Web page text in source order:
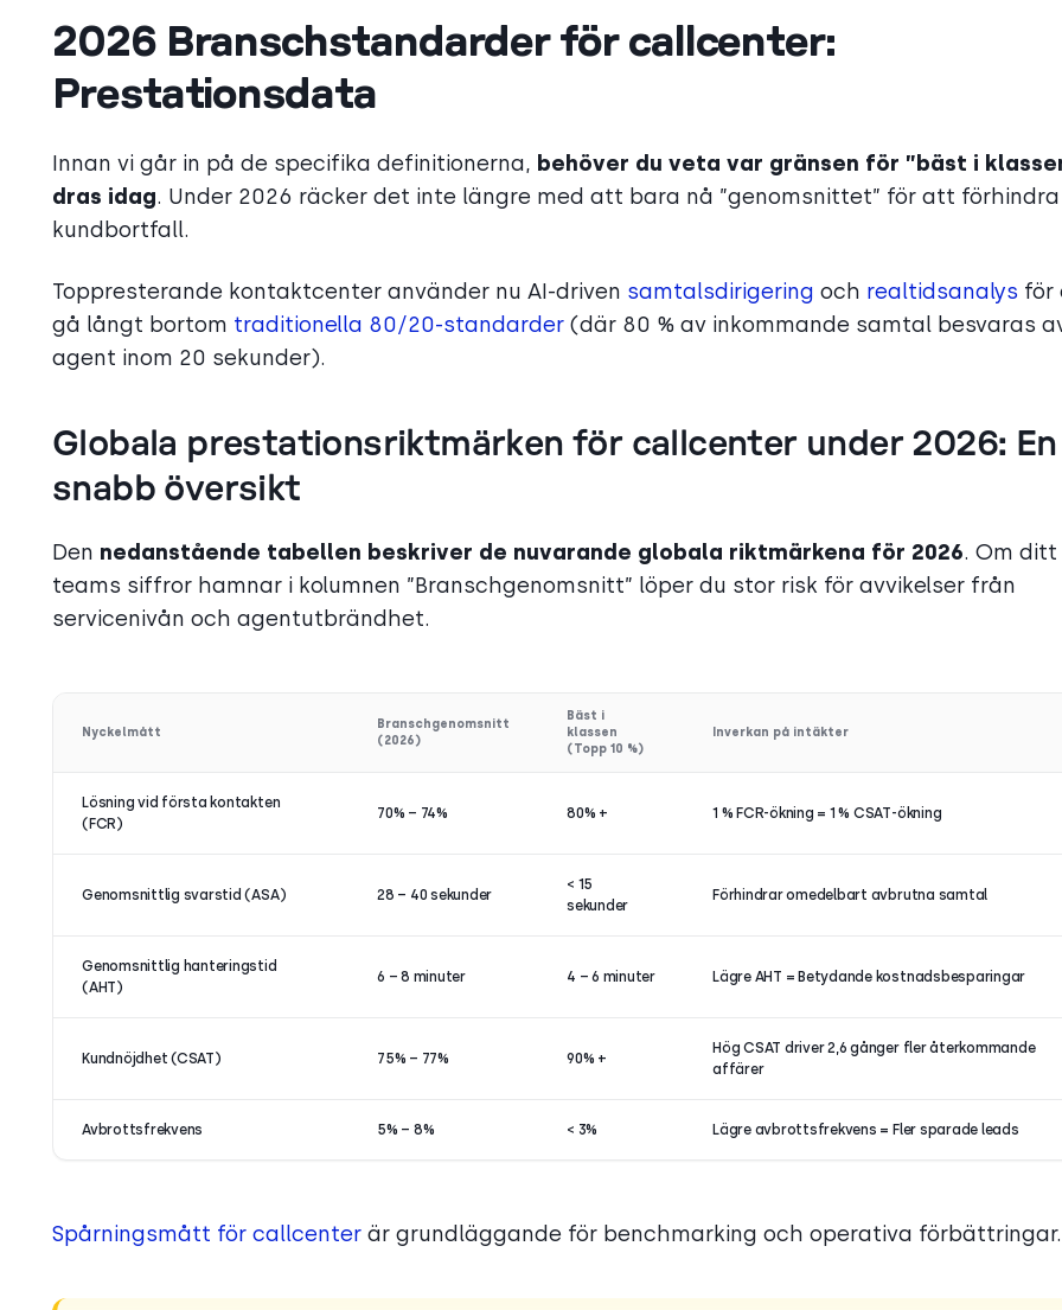
2026 Branschstandarder för callcenter:
Prestationsdata
Innan vi går in på de specifika definitionerna, behöver du veta var gränsen för ”bäst i
dras idag. Under 2026 räcker det inte längre med att bara nå ”genomsnittet” för att förhindra
kundbortfall.
Toppresterande kontaktcenter använder nu AI-driven samtalsdirigering och realtidsanalys för
gå långt bortom traditionella 80/20-standarder (där 80 % av inkommande samtal besvaras
agent inom 20 sekunder).
Globala prestationsriktmärken för callcenter under 2026: En
snabb översikt
Den nedanstående tabellen beskriver de nuvarande globala riktmärkena för 2026. Om ditt
teams siffror hamnar i kolumnen ”Branschgenomsnitt” löper du stor risk för avvikelser från
servicenivån och agentutbrändhet.
Nyckelmått
Branschgenomsnitt
(2026)
Bäst i
klassen
(Topp 10 %)
Inverkan på intäkter
Lösning vid första kontakten
(FCR)
70% – 74% 80% + 1 % FCR-ökning = 1 % CSAT-ökning
Genomsnittlig svarstid (ASA) 28 – 40 sekunder
< 15
sekunder
Förhindrar omedelbart avbrutna samtal
Genomsnittlig hanteringstid
(AHT)
6 – 8 minuter 4 – 6 minuter Lägre AHT = Betydande kostnadsbesparingar
Kundnöjdhet (CSAT) 75% – 77% 90% +
Hög CSAT driver 2,6 gånger fler återkommande
affärer
Avbrottsfrekvens 5% – 8% < 3% Lägre avbrottsfrekvens = Fler sparade leads
Spårningsmått för callcenter är grundläggande för benchmarking och operativa förbättringar.